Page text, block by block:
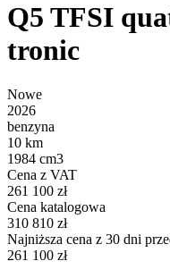
Q5 TFSI
tronic
Nowe
2026
benzyna
10 km
1984 cm3
Cena z VAT
261 100 zł
Cena katalogowa
310 810 zł
Najniższa cena z 30 dni
261 100 zł